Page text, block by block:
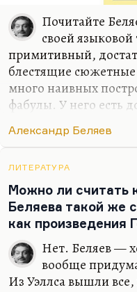
Почитайте
своей
примитивный,
блестящие
много наивных
фабулы. У него есть
время. Она есть и у
х-30-х годов. Тем не
в тогдашней
написанные чуть
профессора
«Человек-амфибия»,
трогательный
человек, всю жизнь
Александр Беляев
ЛИТЕРАТУРА
Можно ли считать
Беляева такой же
как произведения
Нет. Беляев —
вообще
Из Уэллса вышли